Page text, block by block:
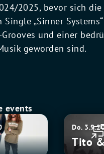
2025, bevor sich
„Sinner
und einer
geworden sind.
events
Tito
Tarantula
Do.
Tito